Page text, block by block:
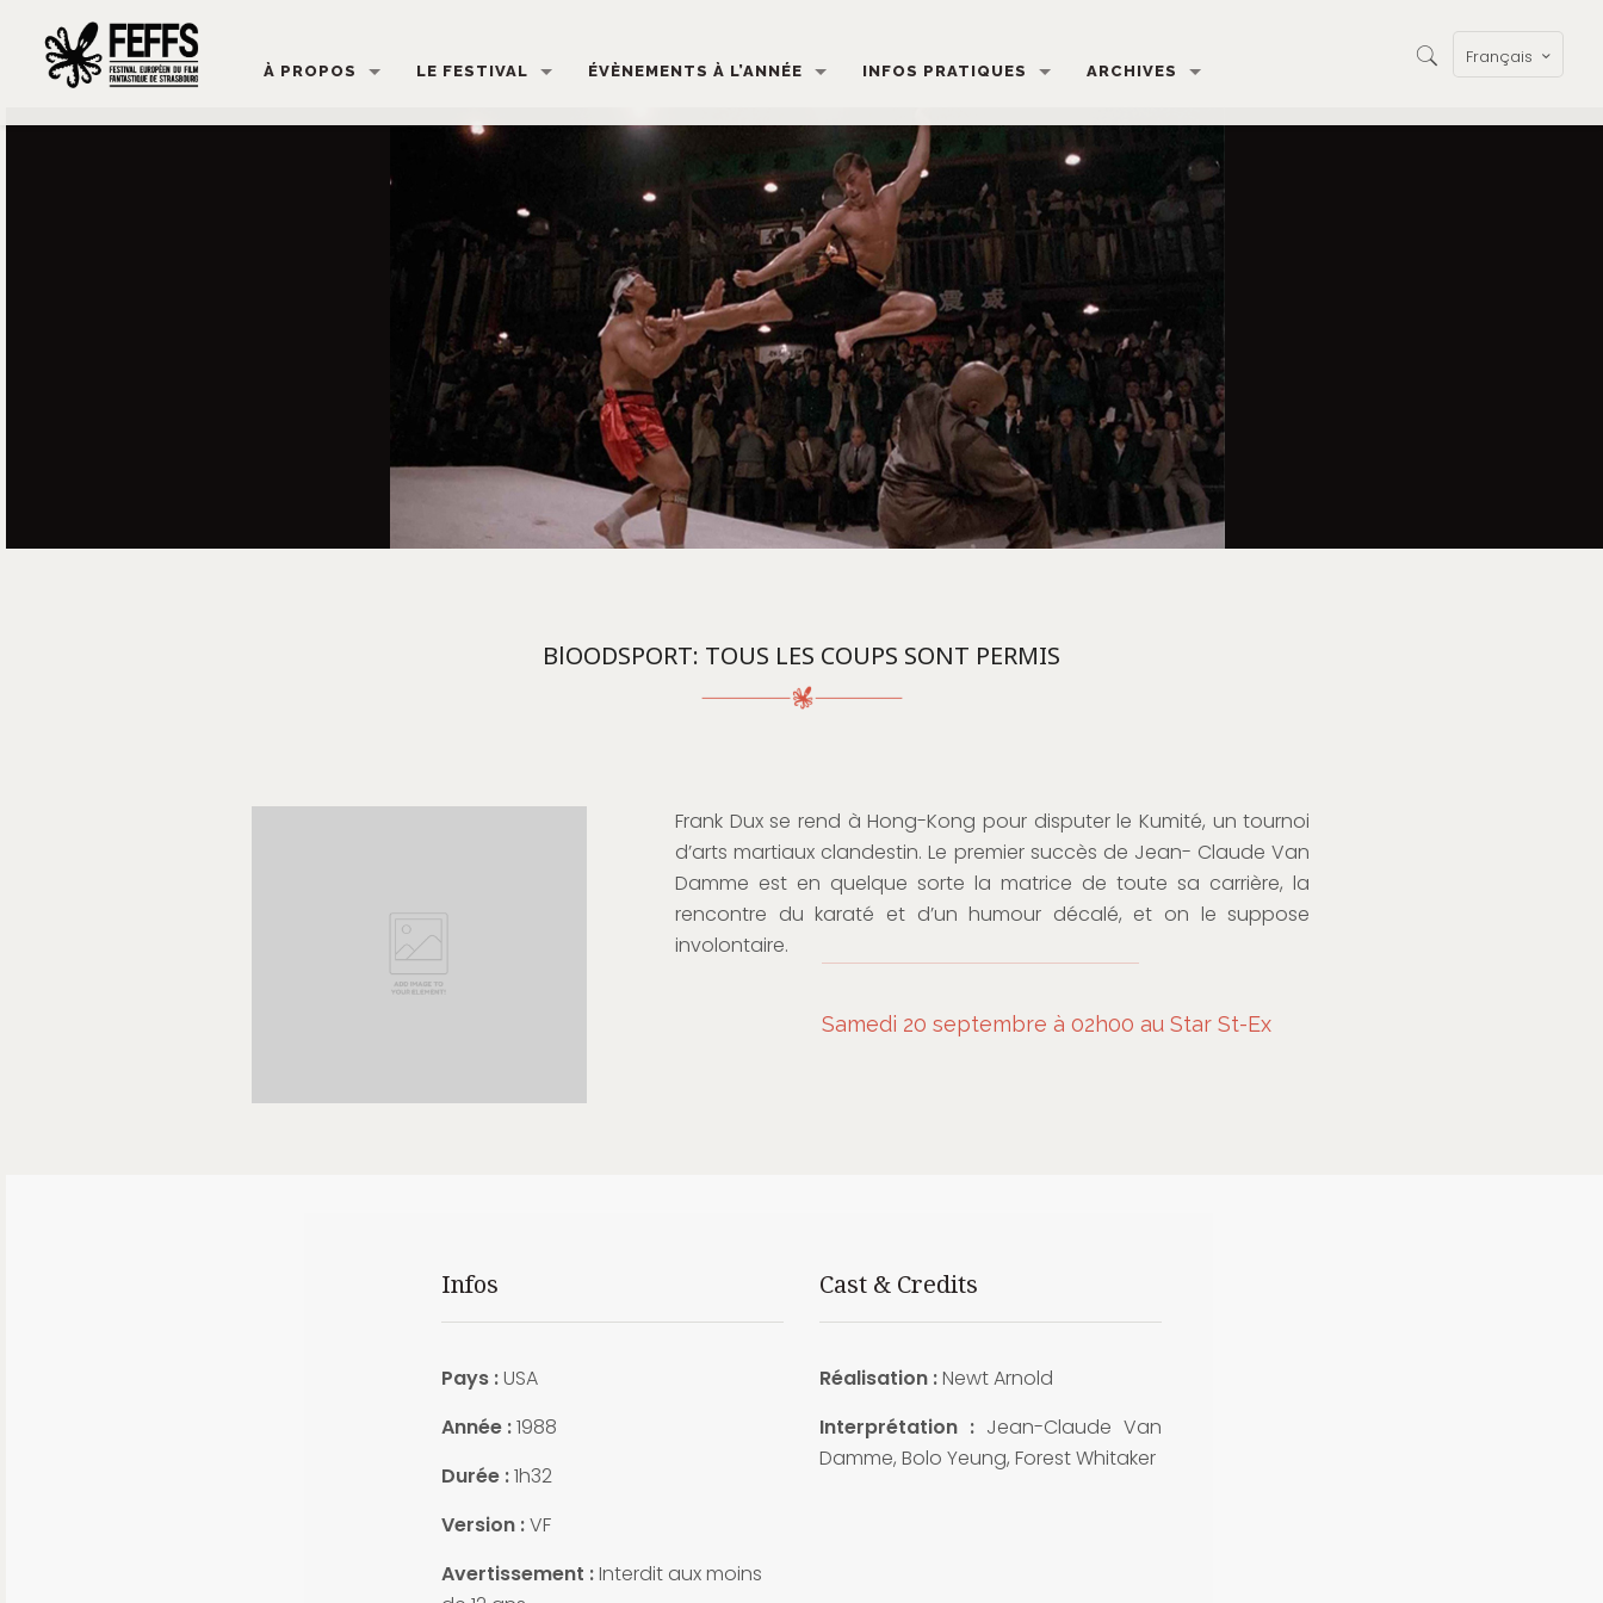
À PROPOS LE FESTIVAL ÉVÈNEMENTS À L’ANNÉE INFOS PRATIQUES ARCHIVES
Français
BlOODSPORT: TOUS LES COUPS SONT PERMIS
Frank Dux se rend à Hong-Kong pour disputer le Kumité, un tournoi
d’arts martiaux clandestin. Le premier succès de Jean- Claude Van
Damme est en quelque sorte la matrice de toute sa carrière, la
rencontre du karaté et d’un humour décalé, et on le suppose
involontaire.
Samedi 20 septembre à 02h00 au Star St-Ex
Infos
Pays :USA
Année :1988
Durée :1h32
Version :VF
Avertissement :Interdit aux moins
Cast & Credits
Réalisation :Newt Arnold
Interprétation : Jean-Claude Van
Damme, Bolo Yeung, Forest Whitaker